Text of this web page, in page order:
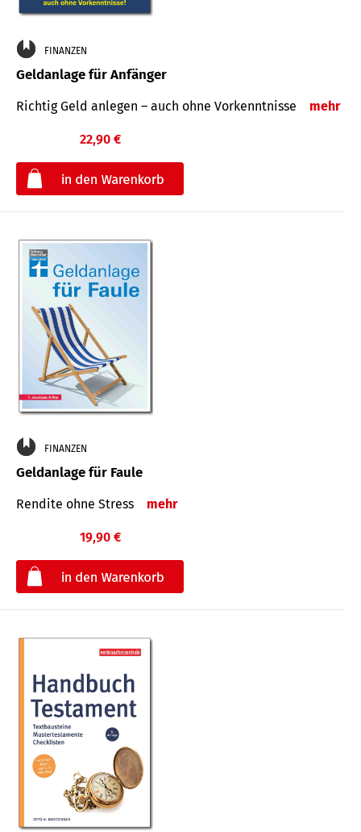
FINANZEN
Geldanlage für Anfänger
Richtig Geld anlegen – auch ohne Vorkenntnisse mehr
22,90 €
FINANZEN
Geldanlage für Faule
Rendite ohne Stress mehr
19,90 €